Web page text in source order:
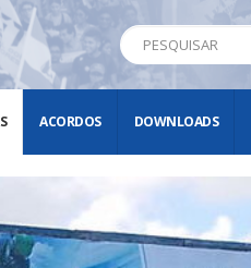
ACORDOS DOWNLOADS